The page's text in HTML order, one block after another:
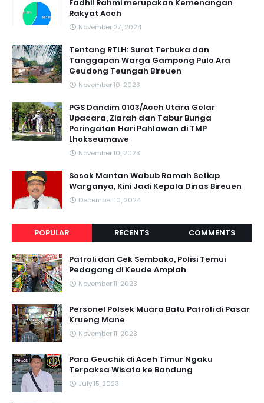
Fadhil Rahmi merupakan Kemenangan
Rakyat Aceh
November 27, 2024
Tentang RTLH: Surat Terbuka dan
Tanggapan Warga Gampong Pulo Ara
Geudong Teungah Bireuen
November 10, 2023
PGS Dandim 0103/Aceh Utara Gelar
Upacara, Ziarah dan Tabur Bunga
Peringatan Hari Pahlawan di TMP
Lhokseumawe
November 10, 2023
Sosok Mantan Wabub Ramah Setiap
Warganya, Kini Jadi Kepala Dinas Bireuen
December 10, 2024
POPULAR RECENTS COMMENTS
Patroli dan Cek Sembako, Polisi Temui
Pedagang di Keude Amplah
November 11, 2023
Personel Polsek Muara Batu Patroli di Pasar
Krueng Mane
November 11, 2023
Para Geuchik di Aceh Timur Ngaku
Terpaksa Wisata ke Bandung
July 15, 2023